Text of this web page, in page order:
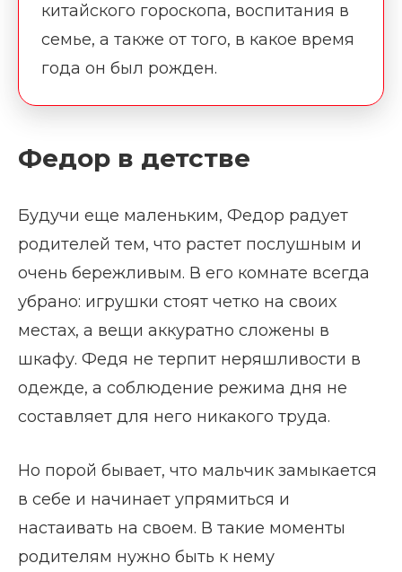
китайского гороскопа, воспитания в
семье, а также от того, в какое время
года он был рожден.
Федор в детстве
Будучи еще маленьким, Федор радует
родителей тем, что растет послушным и
очень бережливым. В его комнате всегда
убрано: игрушки стоят четко на своих
местах, а вещи аккуратно сложены в
шкафу. Федя не терпит неряшливости в
одежде, а соблюдение режима дня не
составляет для него никакого труда.
Но порой бывает, что мальчик замыкается
в себе и начинает упрямиться и
настаивать на своем. В такие моменты
родителям нужно быть к нему